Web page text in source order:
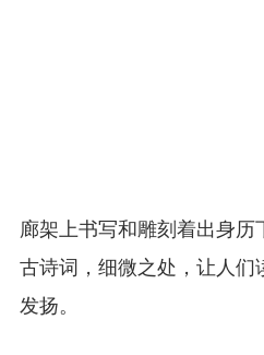
廊架上书写和雕刻着出身
古诗词，细微之处，让人
发扬。